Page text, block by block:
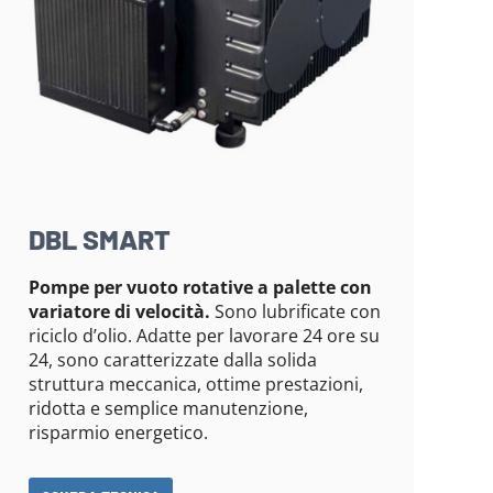
DBL SMART
Pompe per vuoto rotative a palette con
variatore di velocità. Sono lubrificate con
riciclo d’olio. Adatte per lavorare 24 ore su
24, sono caratterizzate dalla solida
struttura meccanica, ottime prestazioni,
ridotta e semplice manutenzione,
risparmio energetico.